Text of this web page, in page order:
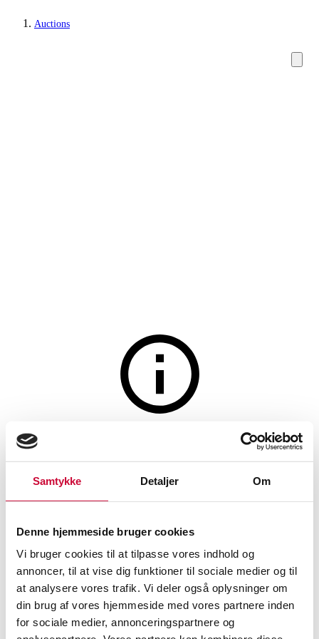
Samtykke Detaljer Om
Denne hjemmeside bruger cookies
Vi bruger cookies til at tilpasse vores indhold og
annoncer, til at vise dig funktioner til sociale medier og til
at analysere vores trafik. Vi deler også oplysninger om
din brug af vores hjemmeside med vores partnere inden
for sociale medier, annonceringspartnere og
Auctions
Wall lighting
Kaare Klint for Le Klint. two
'Kiplamper', Two table/wall
306 (2)
SHOWROOM
Aalborg
ESTIMATE
DKK 3,800
ITEM NUMBER
6550439